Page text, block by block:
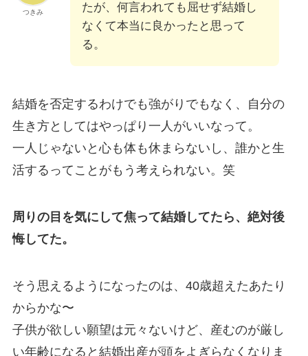
つきみ
たが、何言われても屈せず結婚し
なくて本当に良かったと思って
る。
結婚を否定するわけでも強がりでもなく、自分の
生き方としてはやっぱり一人がいいなって。
一人じゃないと心も体も休まらないし、誰かと生
活するってことがもう考えられない。笑
周りの目を気にして焦って結婚してたら、絶対後
悔してた。
そう思えるようになったのは、40歳超えたあたり
からかな〜
子供が欲しい願望は元々ないけど、産むのが厳し
い年齢になると結婚出産が頭をよぎらなくなりま